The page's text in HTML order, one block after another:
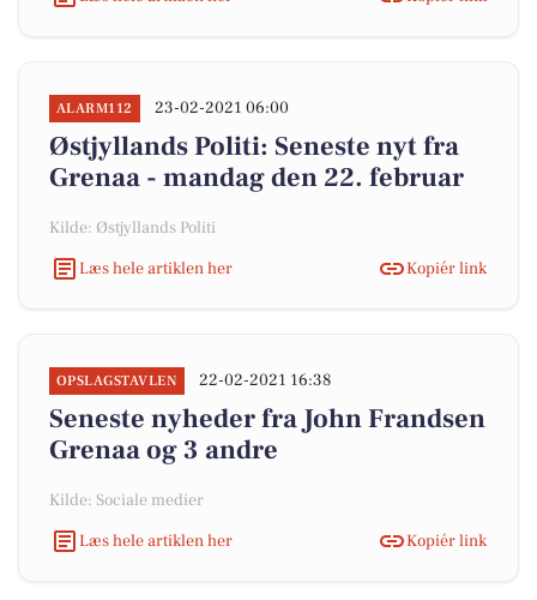
ALARM112 23-02-2021 06:00
Østjyllands Politi: Seneste nyt fra
Grenaa - mandag den 22. februar
Kilde: Østjyllands Politi
Læs hele artiklen her
Kopiér link
OPSLAGSTAVLEN 22-02-2021 16:38
Seneste nyheder fra John Frandsen
Grenaa og 3 andre
Kilde: Sociale medier
Læs hele artiklen her
Kopiér link